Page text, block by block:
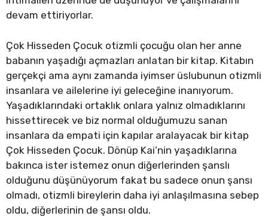
devam ettiriyorlar.
Çok Hisseden Çocuk otizmli çocuğu olan her anne
babanın yaşadığı açmazları anlatan bir kitap. Kitabın
gerçekçi ama aynı zamanda iyimser üslubunun otizmli
insanlara ve ailelerine iyi geleceğine inanıyorum.
Yaşadıklarındaki ortaklık onlara yalnız olmadıklarını
hissettirecek ve biz normal olduğumuzu sanan
insanlara da empati için kapılar aralayacak bir kitap
Çok Hisseden Çocuk. Dönüp Kai’nin yaşadıklarına
bakınca ister istemez onun diğerlerinden şanslı
olduğunu düşünüyorum fakat bu sadece onun şansı
olmadı, otizmli bireylerin daha iyi anlaşılmasına sebep
oldu, diğerlerinin de şansı oldu.